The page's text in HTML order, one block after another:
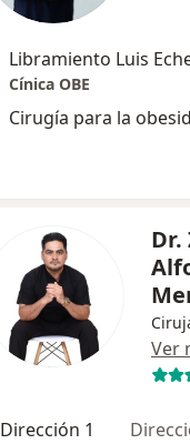
Cínica OBE
Cirugía para la
Dr.
Ver
Dirección 1